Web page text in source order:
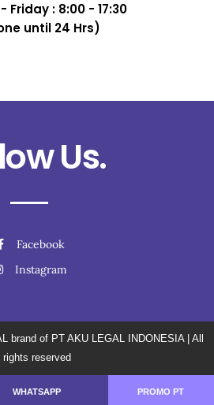
Friday : 8:00 - 17:30
until 24 Hrs)
Us.
Facebook
Instagram
brand of PT AKU LEGAL INDONESIA| All
rights reserved
WHATSAPP PROMO PT